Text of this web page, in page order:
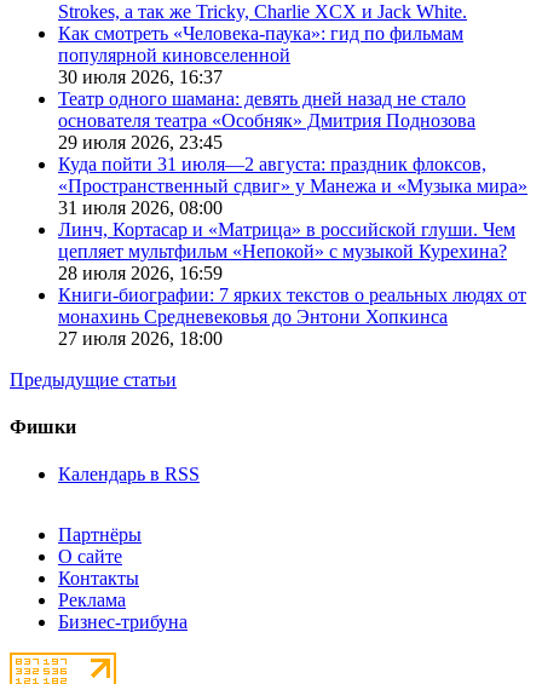
Strokes, а так же Tricky, Charlie XCX и Jack White.
Как смотреть «Человека-паука»: гид по фильмам
популярной киновселенной
30 июля 2026, 16:37
Театр одного шамана: девять дней назад не стало
основателя театра «Особняк» Дмитрия Поднозова
29 июля 2026, 23:45
Куда пойти 31 июля—2 августа: праздник флоксов,
«Пространственный сдвиг» у Манежа и «Музыка мира»
31 июля 2026, 08:00
Линч, Кортасар и «Матрица» в российской глуши. Чем
цепляет мультфильм «Непокой» с музыкой Курехина?
28 июля 2026, 16:59
Книги-биографии: 7 ярких текстов о реальных людях от
монахинь Средневековья до Энтони Хопкинса
27 июля 2026, 18:00
Предыдущие статьи
Фишки
Календарь в RSS
Партнёры
О сайте
Контакты
Реклама
Бизнес-трибуна